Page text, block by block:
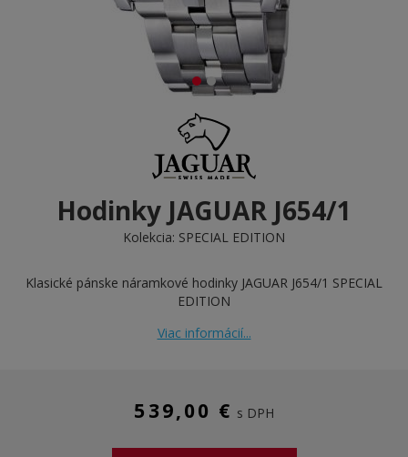
Hodinky JAGUAR J654/1
Kolekcia: SPECIAL EDITION
Klasické pánske náramkové hodinky JAGUAR J654/1 SPECIAL
EDITION
Viac informácií...
539,00 € s DPH